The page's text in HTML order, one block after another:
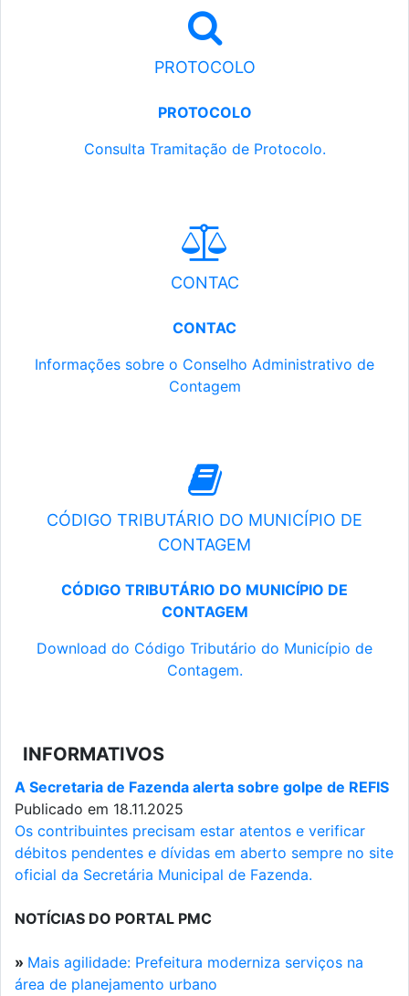
PROTOCOLO
PROTOCOLO
Consulta Tramitação de Protocolo.
CONTAC
CONTAC
Informações sobre o Conselho Administrativo de
Contagem
CÓDIGO TRIBUTÁRIO DO MUNICÍPIO DE
CONTAGEM
CÓDIGO TRIBUTÁRIO DO MUNICÍPIO DE
CONTAGEM
Download do Código Tributário do Município de
Contagem.
INFORMATIVOS
A Secretaria de Fazenda alerta sobre golpe de REFIS
Publicado em 18.11.2025
Os contribuintes precisam estar atentos e verificar
débitos pendentes e dívidas em aberto sempre no site
oficial da Secretária Municipal de Fazenda.
NOTÍCIAS DO PORTAL PMC
» Mais agilidade: Prefeitura moderniza serviços na
área de planejamento urbano